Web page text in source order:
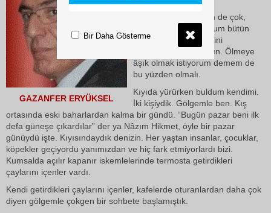
GAZANFER ERYÜKSEL
I
Yorgunum, dedi, hem de çok,
rüyalarımda harcıyorum bütün
enerjimi, ancak hiçbirini
hatırlamıyorum onların. Ölmeye
âşık olmak istiyorum demem de
bu yüzden olmalı.
Kıyıda yürürken buldum kendimi.
İki kişiydik. Gölgemle ben. Kış
ortasında eski baharlardan kalma bir gündü. “Bugün pazar beni ilk
defa güneşe çıkardılar” der ya Nâzım Hikmet, öyle bir pazar
günüydü işte. Kıyısındaydık denizin. Her yaştan insanlar, çocuklar,
köpekler geçiyordu yanımızdan ve hiç fark etmiyorlardı bizi.
Kumsalda açılır kapanır iskemlelerinde termosta getirdikleri
çaylarını içenler vardı.
Kendi getirdikleri çaylarını içenler, kafelerde oturanlardan daha çok
diyen gölgemle çokgen bir sohbete başlamıştık.
Bir Daha Gösterme